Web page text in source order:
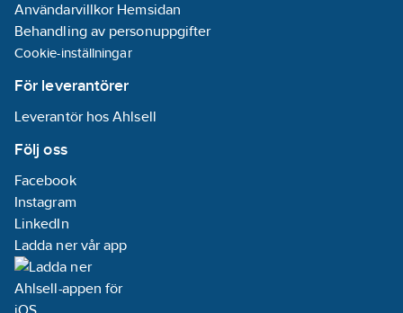
Användarvillkor Hemsidan
Behandling av personuppgifter
Cookie-inställningar
För leverantörer
Leverantör hos Ahlsell
Följ oss
Facebook
Instagram
LinkedIn
Ladda ner vår app